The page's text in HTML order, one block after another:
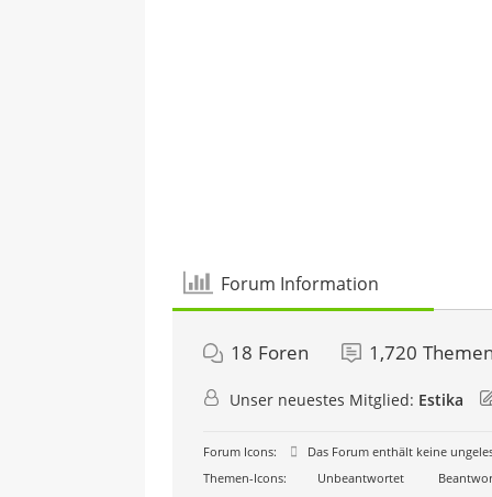
Forum Information
18 Foren 1,720 Themen
Unser neuestes Mitglied: Estika
Forum Icons: Das Forum enthält keine
Themen-Icons:
Unbeantwortet